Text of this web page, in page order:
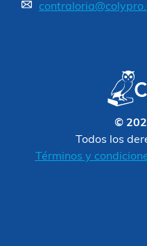
©
Todos los
Términos y